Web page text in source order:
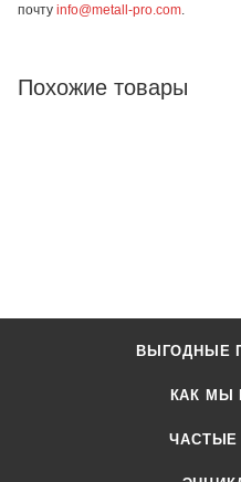
почту info@metall-pro.com
Похожие товары
ВЫГОДНЫЕ
КАК МЫ
ЧАСТЫЕ